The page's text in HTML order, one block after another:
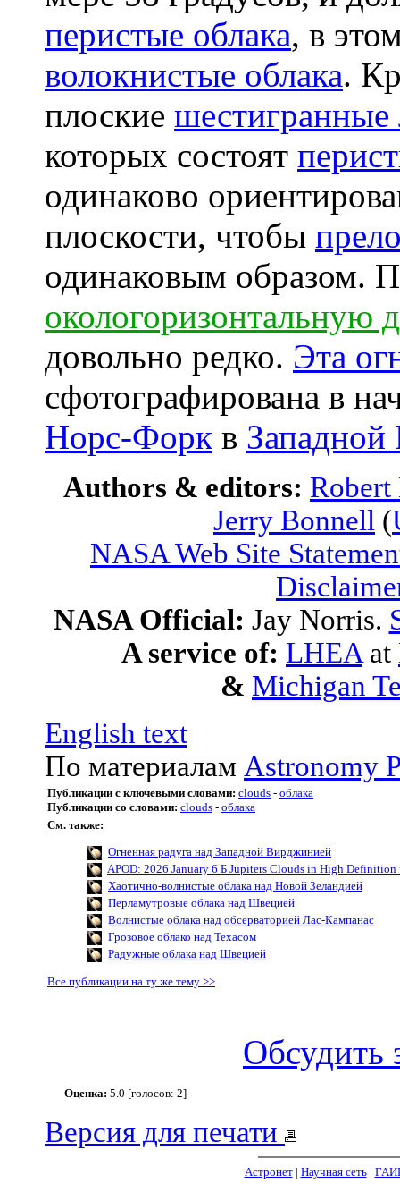
перистые облака, в
волокнистые облака.
плоские шестигранные
которых состоят
одинаково
плоскости, чтобы
одинаковым образом.
окологоризонтальную
довольно редко. Эта
сфотографирована в
Норс-Форк в
Authors & editors:
Jerry Bonnell (
NASA Web Site
NASA Official: Jay Norris.
A service of: LHEA at
& Michigan
English text
По материалам Astronomy
Публикации с ключевыми словами: clouds - облака
Публикации со словами: clouds - облака
См. также:
Огненная радуга над Западной Вирджинией
APOD: 2026 January 6 Б Jupiters Clouds in High Definition
Хаотично-волнистые облака над Новой Зеландией
Перламутровые облака над Швецией
Волнистые облака над обсерваторией Лас-Кампанас
Грозовое облако над Техасом
Радужные облака над Швецией
Все публикации на ту же тему >>
Обсудить
Оценка: 5.0 [голосов: 2]
Версия для печати
Астронет| Научная сеть|